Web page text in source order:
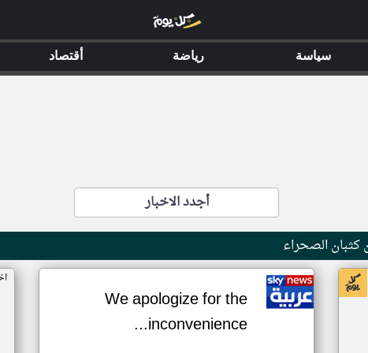
أجدد الاخبار
الصحراء
We apologize for the
inconvenience...
سياسة رياضة أقتصاد